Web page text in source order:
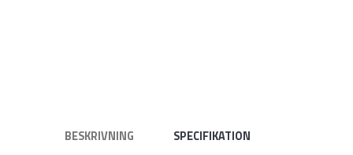
BESKRIVNING SPECIFIKATION